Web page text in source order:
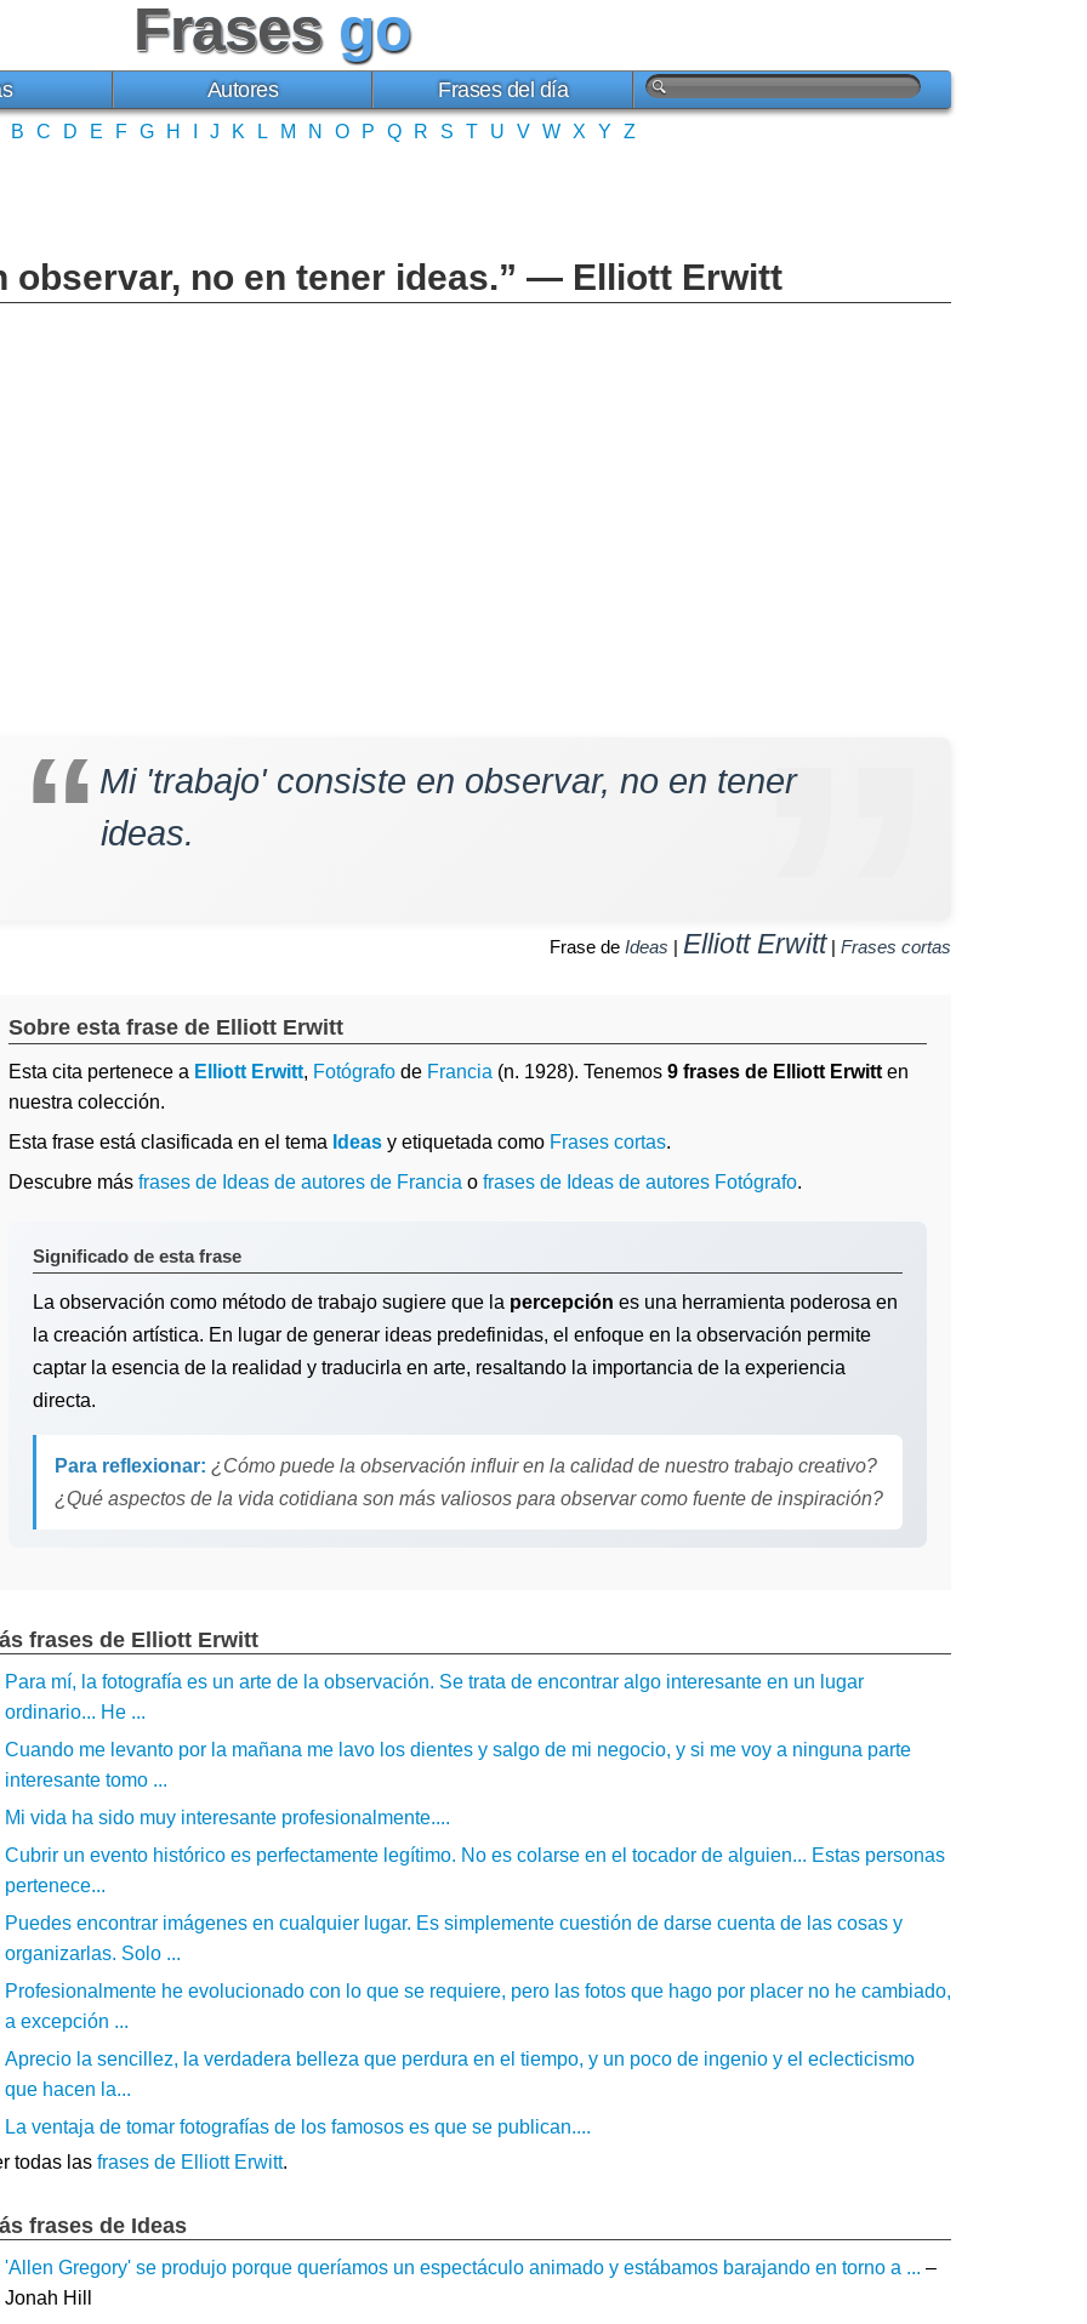
Frases go
Autores Frases del día
B C D E F G H J K L M N O P Q R S T U V W X Y Z
observar, no en tener ideas.” — Elliott Erwitt
Mi 'trabajo' consiste en observar, no en tener
ideas.
Frase de Ideas | Elliott Erwitt| Frases cortas
Sobre esta frase de Elliott Erwitt
Esta cita pertenece a Elliott Erwitt, Fotógrafo de Francia (n. 1928). Tenemos 9 frases de Elliott Erwitt en
nuestra colección.
Esta frase está clasificada en el tema Ideas y etiquetada como Frases cortas.
Descubre más frases de Ideas de autores de Francia o frases de Ideas de autores Fotógrafo.
Significado de esta frase
La observación como método de trabajo sugiere que la percepción es una herramienta poderosa en
la creación artística. En lugar de generar ideas predefinidas, el enfoque en la observación permite
captar la esencia de la realidad y traducirla en arte, resaltando la importancia de la experiencia
directa.
Para reflexionar: ¿Cómo puede la observación influir en la calidad de nuestro trabajo creativo?
¿Qué aspectos de la vida cotidiana son más valiosos para observar como fuente de inspiración?
frases de Elliott Erwitt
Para mí, la fotografía es un arte de la observación. Se trata de encontrar algo interesante en un lugar
ordinario... He ...
Cuando me levanto por la mañana me lavo los dientes y salgo de mi negocio, y si me voy a ninguna parte
interesante tomo ...
Mi vida ha sido muy interesante profesionalmente....
Cubrir un evento histórico es perfectamente legítimo. No es colarse en el tocador de alguien... Estas personas
pertenece...
Puedes encontrar imágenes en cualquier lugar. Es simplemente cuestión de darse cuenta de las cosas y
organizarlas. Solo ...
Profesionalmente he evolucionado con lo que se requiere, pero las fotos que hago por placer no he cambiado,
a excepción ...
Aprecio la sencillez, la verdadera belleza que perdura en el tiempo, y un poco de ingenio y el eclecticismo
que hacen la...
La ventaja de tomar fotografías de los famosos es que se publican....
todas las frases de Elliott Erwitt.
frases de Ideas
'Allen Gregory' se produjo porque queríamos un espectáculo animado y estábamos barajando en torno a ... –
Jonah Hill